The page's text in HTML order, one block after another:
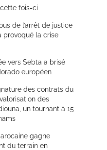
cette fois-ci
de l’arrêt de justice
provoqué la crise
vers Sebta a brisé
européen
des contrats du
des
un tournant à 15
gagne
du terrain en